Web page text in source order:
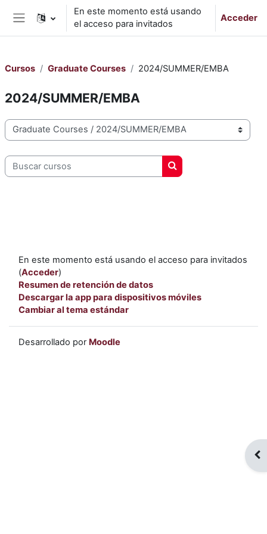
Salta al contenido principal
Panel lateral
En este momento está usando
el acceso para invitados
Acceder
Cursos Graduate Courses 2024/SUMMER/EMBA
2024/SUMMER/EMBA
Categorías
Buscar cursos
Buscar cursos
En este momento está usando el acceso para invitados
(Acceder)
Resumen de retención de datos
Descargar la app para dispositivos móviles
Cambiar al tema estándar
Desarrollado por Moodle